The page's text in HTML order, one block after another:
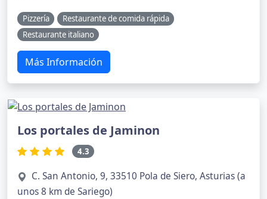
Pizzería
Restaurante de comida rápida
Restaurante italiano
Más Información
Los portales de Jaminon
4.3
C. San Antonio, 9, 33510 Pola de Siero, Asturias (a
unos 8 km de Sariego)